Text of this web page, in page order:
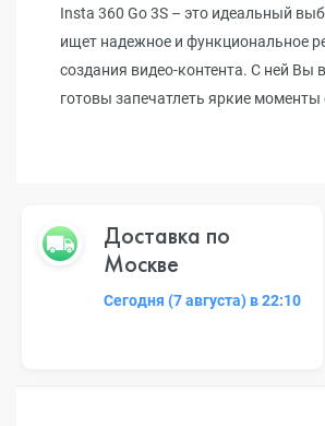
Insta 360 Go 3S – это идеальный
ищет надежное и функциональное
создания видео-контента. С ней Вы
готовы запечатлеть яркие моменты
Доставка по
Москве
Сегодня (7 августа) в 22:10